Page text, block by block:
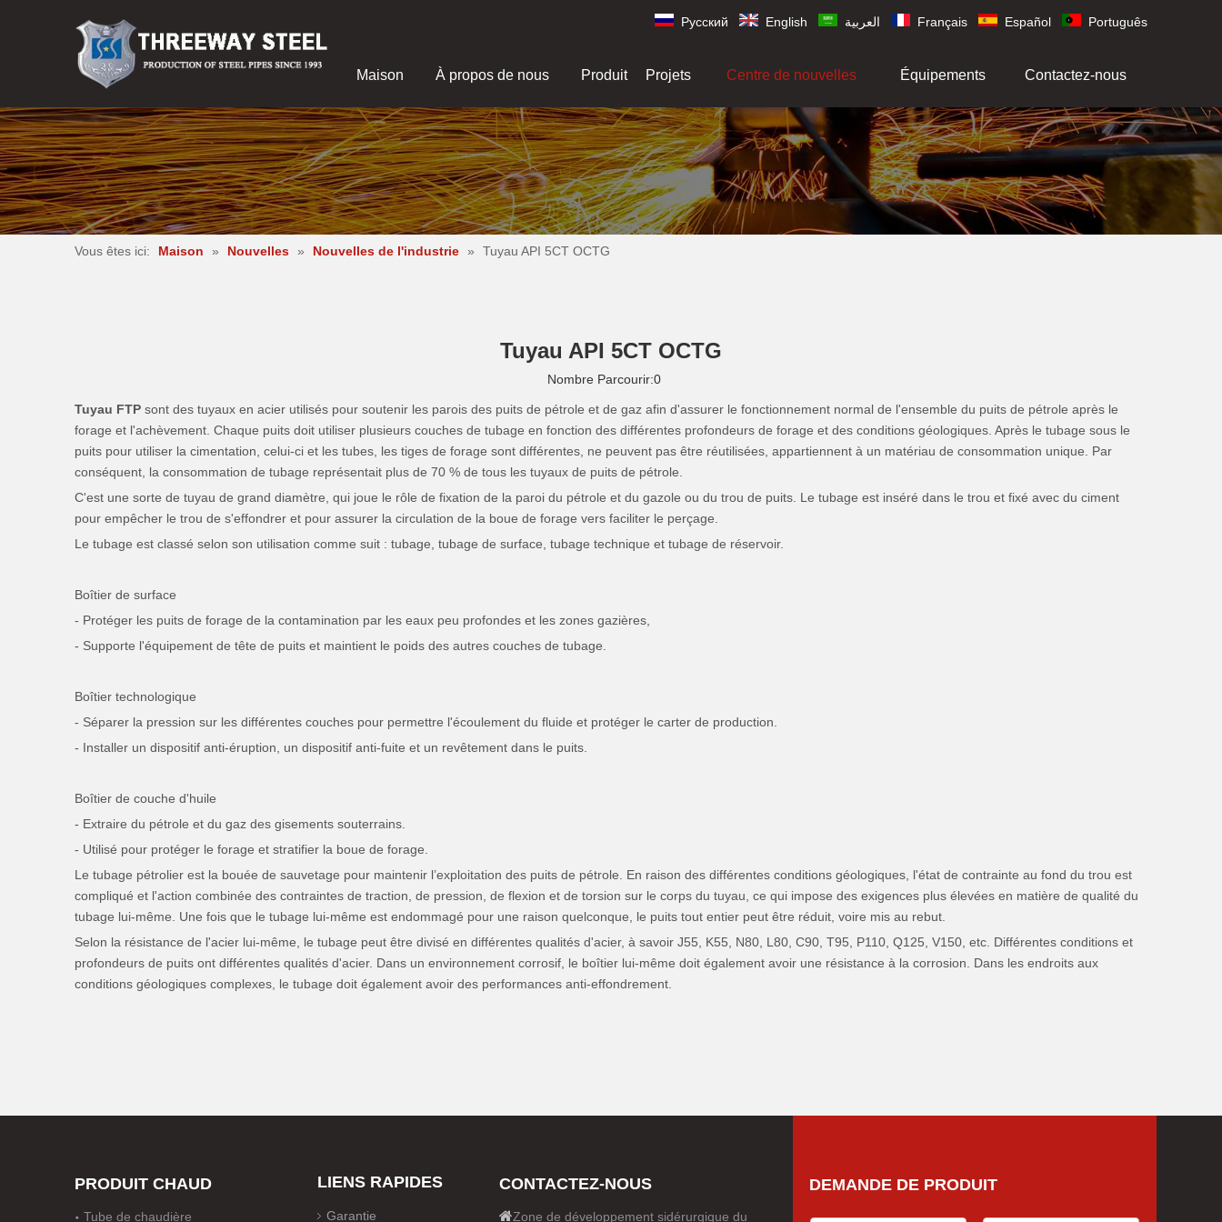
Pусский English العربية Français Español Português
Maison À propos de nous Produit Projets Centre de nouvelles Équipements Contactez-nous
Vous êtes ici: Maison » Nouvelles » Nouvelles de l'industrie » Tuyau API 5CT OCTG
Tuyau API 5CT OCTG
Nombre Parcourir:0
Tuyau FTP sont des tuyaux en acier utilisés pour soutenir les parois des puits de pétrole et de gaz afin d'assurer le fonctionnement normal de l'ensemble du puits de pétrole après le
forage et l'achèvement. Chaque puits doit utiliser plusieurs couches de tubage en fonction des différentes profondeurs de forage et des conditions géologiques. Après le tubage sous le
puits pour utiliser la cimentation, celui-ci et les tubes, les tiges de forage sont différentes, ne peuvent pas être réutilisées, appartiennent à un matériau de consommation unique. Par
conséquent, la consommation de tubage représentait plus de 70 % de tous les tuyaux de puits de pétrole.
C'est une sorte de tuyau de grand diamètre, qui joue le rôle de fixation de la paroi du pétrole et du gazole ou du trou de puits. Le tubage est inséré dans le trou et fixé avec du ciment
pour empêcher le trou de s'effondrer et pour assurer la circulation de la boue de forage vers faciliter le perçage.
Le tubage est classé selon son utilisation comme suit : tubage, tubage de surface, tubage technique et tubage de réservoir.
Boîtier de surface
- Protéger les puits de forage de la contamination par les eaux peu profondes et les zones gazières,
- Supporte l'équipement de tête de puits et maintient le poids des autres couches de tubage.
Boîtier technologique
- Séparer la pression sur les différentes couches pour permettre l'écoulement du fluide et protéger le carter de production.
- Installer un dispositif anti-éruption, un dispositif anti-fuite et un revêtement dans le puits.
Boîtier de couche d'huile
- Extraire du pétrole et du gaz des gisements souterrains.
- Utilisé pour protéger le forage et stratifier la boue de forage.
Le tubage pétrolier est la bouée de sauvetage pour maintenir l’exploitation des puits de pétrole. En raison des différentes conditions géologiques, l'état de contrainte au fond du trou est
compliqué et l'action combinée des contraintes de traction, de pression, de flexion et de torsion sur le corps du tuyau, ce qui impose des exigences plus élevées en matière de qualité du
tubage lui-même. Une fois que le tubage lui-même est endommagé pour une raison quelconque, le puits tout entier peut être réduit, voire mis au rebut.
Selon la résistance de l'acier lui-même, le tubage peut être divisé en différentes qualités d'acier, à savoir J55, K55, N80, L80, C90, T95, P110, Q125, V150, etc. Différentes conditions et
profondeurs de puits ont différentes qualités d'acier. Dans un environnement corrosif, le boîtier lui-même doit également avoir une résistance à la corrosion. Dans les endroits aux
conditions géologiques complexes, le tubage doit également avoir des performances anti-effondrement.
PRODUIT CHAUD
Tube de chaudière
LIENS RAPIDES
Garantie
CONTACTEZ-NOUS
Zone de développement sidérurgique du
DEMANDE DE PRODUIT